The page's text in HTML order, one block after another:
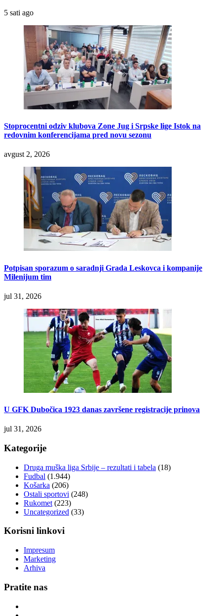
5 sati ago
Stoprocentni odziv klubova Zone Jug i Srpske lige Istok na
redovnim konferencijama pred novu sezonu
avgust 2, 2026
Potpisan sporazum o saradnji Grada Leskovca i kompanije
Milenijum tim
jul 31, 2026
U GFK Dubočica 1923 danas završene registracije prinova
jul 31, 2026
Kategorije
Druga muška liga Srbije – rezultati i tabela (18)
Fudbal (1.944)
Košarka (206)
Ostali sportovi (248)
Rukomet (223)
Uncategorized (33)
Korisni linkovi
Impresum
Marketing
Arhiva
Pratite nas